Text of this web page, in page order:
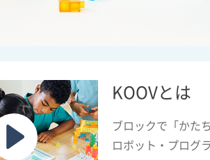
KOOVとは
ブロックで「かた
ロボット・プログ